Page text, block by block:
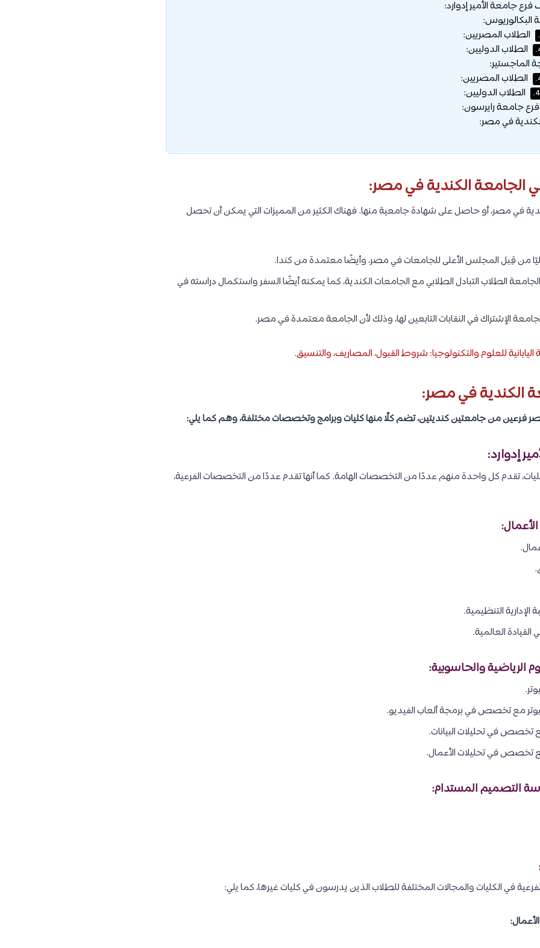
البكالوريوس:
الطلاب المصريين:
الطلاب الدوليين:
الماجستير:
الطلاب المصريين:
الطلاب الدوليين:
جامعة رايرسون:
في مصر:
الجامعة الكندية في مصر:
في مصر، أو حاصل على شهادة جامعية منها. فهناك الكثير من المميزات التي يمكن أن تحصل
من قِبل المجلس الأعلى للجامعات في مصر، وأيضًا معتمدة من كندا.
الطلاب التبادل الطلابي مع الجامعات الكندية، كما يمكنه أيضًا السفر واستكمال دراسته في
الإشتراك في النقابات التابعين لها، وذلك لأن الجامعة معتمدة في مصر.
للعلوم والتكنولوجيا: شروط القبول، المصاريف، والتنسيق.
الكندية في مصر:
فرعين من جامعتين كنديتين، تضم كلًا منها كليات وبرامج وتخصصات مختلفة، وهم كما يلي:
إدوارد:
جامعة الأمير إدوارد 3 كليات، تقدم كل واحدة منهم عددًا من التخصصات الهامة. كما أنها تقدم عددًا من التخصصات الفرعية،
التنظيمية.
القيادة العالمية.
مع تخصص في برمجة ألعاب الفيديو.
تخصص في تحليلات البيانات.
تخصص في تحليلات الأعمال.
في الكليات والمجالات المختلفة للطلاب الذين يدرسون في كليات غيرها، كما يلي: